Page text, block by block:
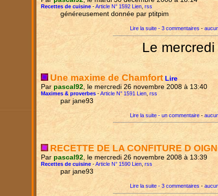
Recettes de cuisine -Article N° 1592 Lien rss
généreusement donnée par ptitpim
Lire la suite - 3 commentaires -
Le
Une maxime de Chamfort Lire
Par pascal92 , le mercredi 26 novembre 2008 à 13:40
Maximes & proverbes -Article N° 1591 Lien rss
par jane93
Lire la suite - un commentaire-
RECETTE DE LA CONFITURE D
Par pascal92, le mercredi 26 novembre 2008 à 13:39
Recettes de cuisine -Article N° 1590 Lien ,rss
par jane93
Lire la suite - 3 commentaires -